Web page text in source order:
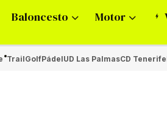
Baloncesto Motor
TrailGolfPádelUD Las PalmasCD Tenerife